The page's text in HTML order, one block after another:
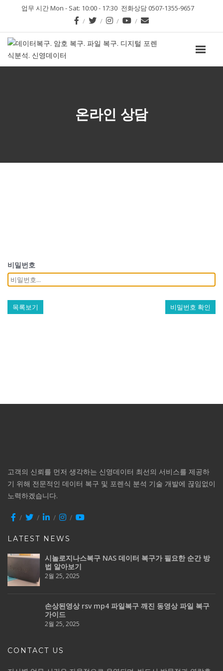
업무 시간 Mon - Sat: 10:00 - 17:30 전화상담 0507-1355-9657
온라인 상담
비밀번호
목록보기 비밀번호 확인
고객의 신뢰를 먼저 생각하는 신영데이터 최선의 서비스를 제공하
기 위해 전문적인 데이터 복구 및 포렌식 분석 기술 개발에 끊임없이
노력하겠습니다.
LATEST NEWS
시놀로지나스복구 NAS 데이터 복구가 필요한 순간 방
법 알아보기
2월 25, 2025
손상된영상 rsv mp4 파일복구 깨진 동영상 파일 복구
가이드
2월 25, 2025
CONTACT US